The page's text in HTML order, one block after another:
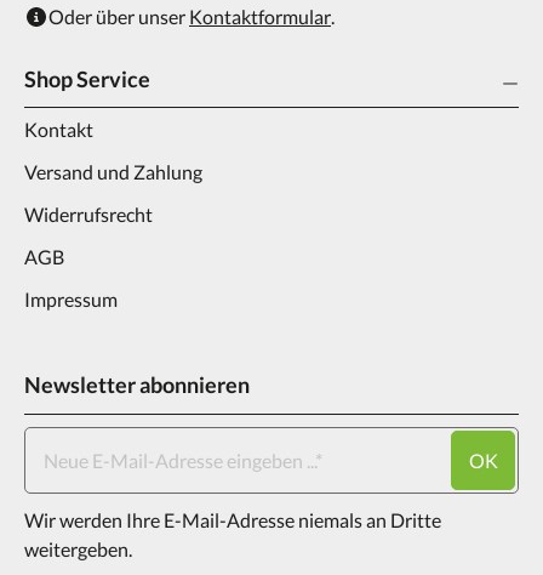
Oder über unser Kontaktformular.
Shop Service
Kontakt
Versand und Zahlung
Widerrufsrecht
AGB
Impressum
Newsletter abonnieren
OK
Wir werden Ihre E-Mail-Adresse niemals an Dritte
weitergeben.